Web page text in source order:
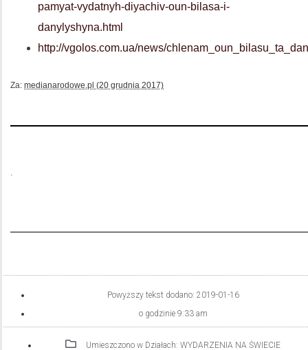
pamyat-vydatnyh-diyachiv-oun-bilasa-i-
danylyshyna.html
http://vgolos.com.ua/news/
Za: medianarodowe.pl (20 grudnia 2017)
.
Powyższy tekst dodano: 2019-01-16
o godzinie 9:33 am
Umieszczono w Działach: WYDARZENIA NA ŚWIECIE